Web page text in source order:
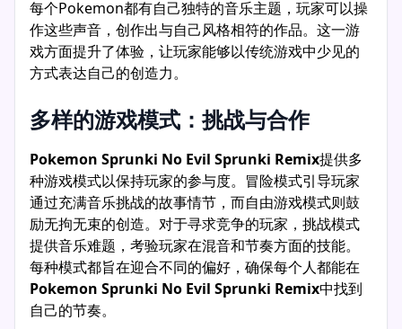
每个Pokemon都有自己独特的音乐主题，玩家可以操
作这些声音，创作出与自己风格相符的作品。这一游
戏方面提升了体验，让玩家能够以传统游戏中少见的
方式表达自己的创造力。
多样的游戏模式：挑战与合作
Pokemon Sprunki No Evil Sprunki Remix提供多
种游戏模式以保持玩家的参与度。冒险模式引导玩家
通过充满音乐挑战的故事情节，而自由游戏模式则鼓
励无拘无束的创造。对于寻求竞争的玩家，挑战模式
提供音乐难题，考验玩家在混音和节奏方面的技能。
每种模式都旨在迎合不同的偏好，确保每个人都能在
Pokemon Sprunki No Evil Sprunki Remix中找到
自己的节奏。